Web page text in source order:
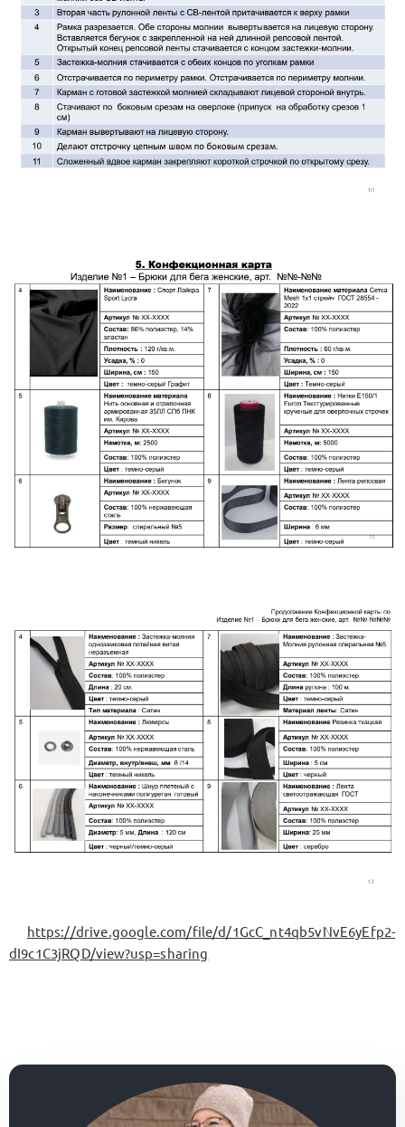
https://drive.google.com/file/d/1GcC_nt4qb5vNvE6yEfp2-
dI9c1C3jRQD/view?usp=sharing